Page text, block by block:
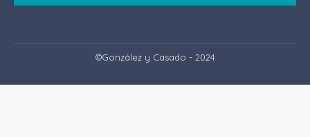
©González y Casado - 2024